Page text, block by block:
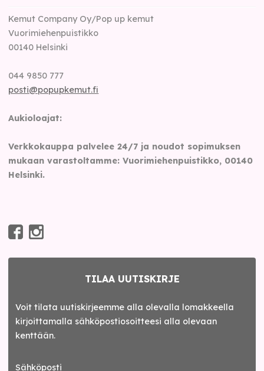
Kemut Company Oy/Pop up kemut
Vuorimiehenpuistikko
00140 Helsinki
044 9850 777
posti@popupkemut.fi
Aukioloajat:
Verkkokauppa palvelee 24/7 ja noudot sopimuksen
mukaan varastoltamme: Vuorimiehenpuistikko, 00140
Helsinki.
TILAA UUTISKIRJE
Voit tilata uutiskirjeemme alla olevalla lomakkeella
kirjoittamalla sähköpostiosoitteesi alla olevaan
kenttään.
Sähköposti